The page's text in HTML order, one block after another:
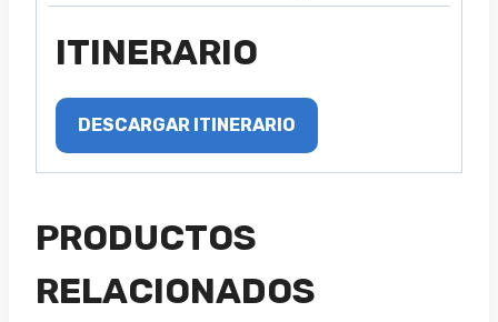
ITINERARIO
DESCARGAR ITINERARIO
PRODUCTOS
RELACIONADOS